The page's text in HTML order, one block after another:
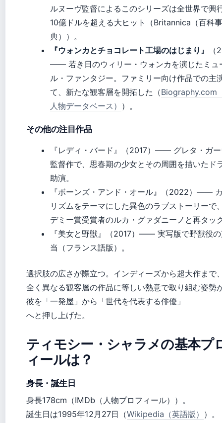
ルヌーヴ監督によるこのシリーズは全世界で興
10億ドルを超える大ヒット（Britannica（百科事
典））。
『ウォンカとチョコレート工場のはじまり』
—— 若き日のウィリー・ウォンカを演じたミュ
ル・ファンタジー。ファミリー向け作品での主
て、新たな観客層を開拓した（Biography.com
人物データベース） ）。
その他の注目作品
『レディ・バード』（2017）—— グレタ・ガ
監督作で、思春期の少女とその周囲を描いたド
助演。
『ボーンズ・アンド・オール』（2022）——
リズムをテーマにした異色のラブストーリーで
デミー賞受賞者のルカ・グァダニーノと再タッ
『美女と野獣』（2017）—— 実写版で野獣役
当（フランス語版）。
選択肢の広さが際立つ。インディーズから超大作まで
全く異なる観客層の作品に等しい熱意で取り組む姿勢
彼を「一発屋」から「世代を代表する俳優」
へと押し上げた。
ティモシー・シャラメの基本プ
ィールは？
身長・誕生日
身長178cm（IMDb（人物プロフィール））。
誕生日は1995年12月27日（Wikipedia（英語版） ）。